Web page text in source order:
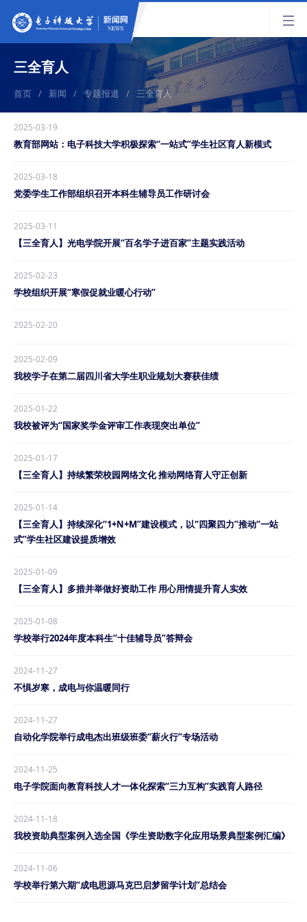
三全育人
首页 / 新闻 / 专题报道 / 三全育人
2025-03-19
教育部网站：电子科技大学积极探索“一站式”学生社区育人新模式
2025-03-18
党委学生工作部组织召开本科生辅导员工作研讨会
2025-03-11
【三全育人】光电学院开展“百名学子进百家”主题实践活动
2025-02-23
学校组织开展“寒假促就业暖心行动”
2025-02-20
2025-02-09
我校学子在第二届四川省大学生职业规划大赛获佳绩
2025-01-22
我校被评为“国家奖学金评审工作表现突出单位”
2025-01-17
【三全育人】持续繁荣校园网络文化 推动网络育人守正创新
2025-01-14
【三全育人】持续深化“1+N+M”建设模式，以“四聚四力”推动“一站
式”学生社区建设提质增效
2025-01-09
【三全育人】多措并举做好资助工作 用心用情提升育人实效
2025-01-08
学校举行2024年度本科生“十佳辅导员”答辩会
2024-11-27
不惧岁寒，成电与你温暖同行
2024-11-27
自动化学院举行成电杰出班级班委“薪火行”专场活动
2024-11-25
电子学院面向教育科技人才一体化探索“三力互构”实践育人路径
2024-11-18
我校资助典型案例入选全国《学生资助数字化应用场景典型案例汇编》
2024-11-06
学校举行第六期“成电思源马克巴启梦留学计划”总结会